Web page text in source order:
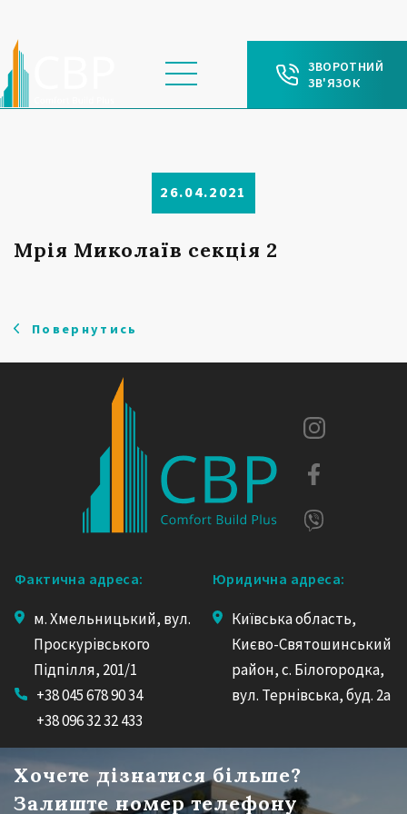
ЗВОРОТНИЙ
ЗВ'ЯЗОК
26.04.2021
Мрія Миколаїв секція 2
Повернутись
Фактична адреса:
м. Хмельницький, вул.
Проскурівського
Підпілля, 201/1
+38 045 678 90 34
+38 096 32 32 433
Юридична адреса:
Київська область,
Києво-Святошинський
район, с. Білогородка,
вул. Тернівська, буд. 2а
Хочете дізнатися більше?
Залиште номер телефону